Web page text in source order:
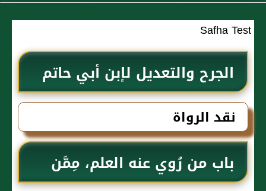
Safha Test
الجرح والتعديل لإبن أبي حاتم
نقد الرواة
باب من رُوي عنه العلم، مِمَّن